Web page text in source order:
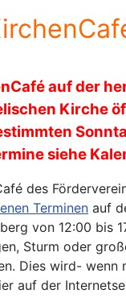
auf der
Kirche
siehe
des
Terminen auf
von 12:00 bis
Sturm oder
Dies wird-
auf der